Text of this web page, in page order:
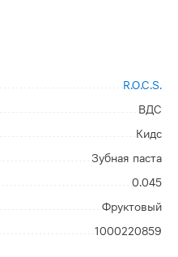
R.O.C.S.
ВДС
Кидс
Зубная паста
0.045
Фруктовый
1000220859